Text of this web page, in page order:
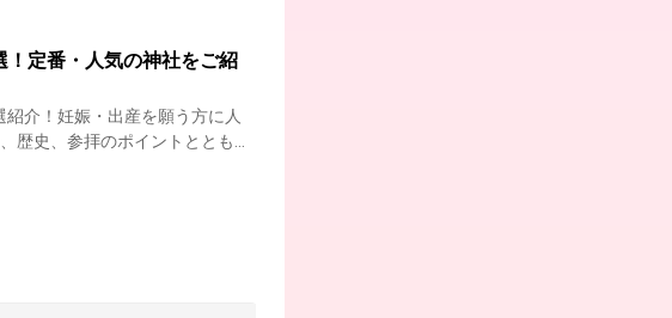
定番・人気の神社をご紹
介！妊娠・出産を願う方に人
歴史、参拝のポイントとともに
におすすめの参拝先が見つか